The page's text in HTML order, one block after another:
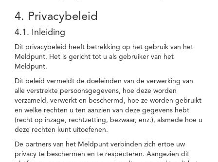
4. Privacybeleid
4.1. Inleiding
Dit privacybeleid heeft betrekking op het gebruik van het
Meldpunt. Het is gericht tot u als gebruiker van het
Meldpunt.
Dit beleid vermeldt de doeleinden van de verwerking van
alle verstrekte persoonsgegevens, hoe deze worden
verzameld, verwerkt en beschermd, hoe ze worden gebruikt
en welke rechten u ten aanzien van deze gegevens hebt
(recht op inzage, rechtzetting, bezwaar, enz.), alsmede hoe u
deze rechten kunt uitoefenen.
De partners van het Meldpunt verbinden zich ertoe uw
privacy te beschermen en te respecteren. Aangezien dit